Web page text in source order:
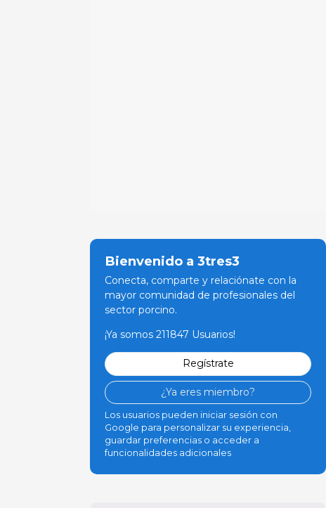
Bienvenido a 3tres3
Conecta, comparte y relaciónate con la
mayor comunidad de profesionales del
sector porcino.
¡Ya somos 211847 Usuarios!
Regístrate
¿Ya eres miembro?
Los usuarios pueden iniciar sesión con
Google para personalizar su experiencia,
guardar preferencias o acceder a
funcionalidades adicionales